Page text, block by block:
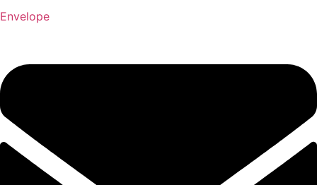
Envelope